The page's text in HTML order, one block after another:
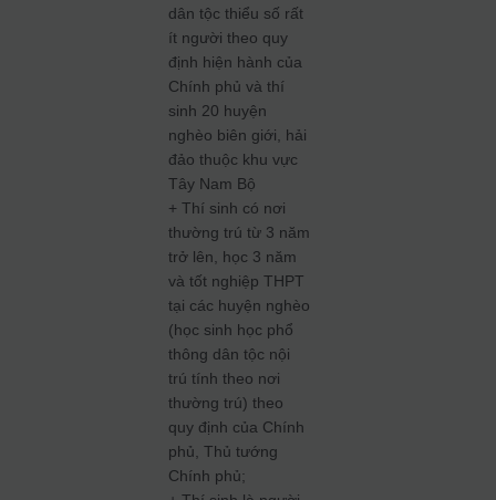
dân tộc thiểu số rất
ít người theo quy
định hiện hành của
Chính phủ và thí
sinh 20 huyện
nghèo biên giới, hải
đảo thuộc khu vực
Tây Nam Bộ
+ Thí sinh có nơi
thường trú từ 3 năm
trở lên, học 3 năm
và tốt nghiệp THPT
tại các huyện nghèo
(học sinh học phổ
thông dân tộc nội
trú tính theo nơi
thường trú) theo
quy định của Chính
phủ, Thủ tướng
Chính phủ;